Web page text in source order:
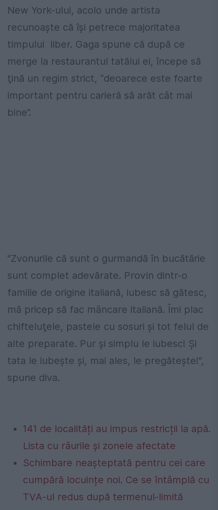
New York-ului, acolo unde artista
recunoaşte că îşi petrece majoritatea
timpului liber. Gaga spune că după ce
merge la restaurantul tatălui ei, începe să
ţină un regim strict, “deoarece este foarte
important pentru carieră să arăt cât mai
bine”.
"Zvonurile că sunt o gurmandă în bucătărie
sunt complet adevărate. Provin dintr-o
familie de origine italiană, iubesc să gătesc,
mă pricep să fac mâncare italiană. Îmi plac
chifteluţele, pastele cu sosuri şi tot felul de
alte preparate. Pur şi simplu le iubesc! Şi
tata le iubeşte şi, mai ales, le pregăteşte!",
spune diva.
141 de localități au impus restricții la apă.
Lista cu râurile și zonele afectate
Schimbare neașteptată pentru cei care
cumpără locuințe noi. Ce se întâmplă cu
TVA-ul redus după termenul-limită